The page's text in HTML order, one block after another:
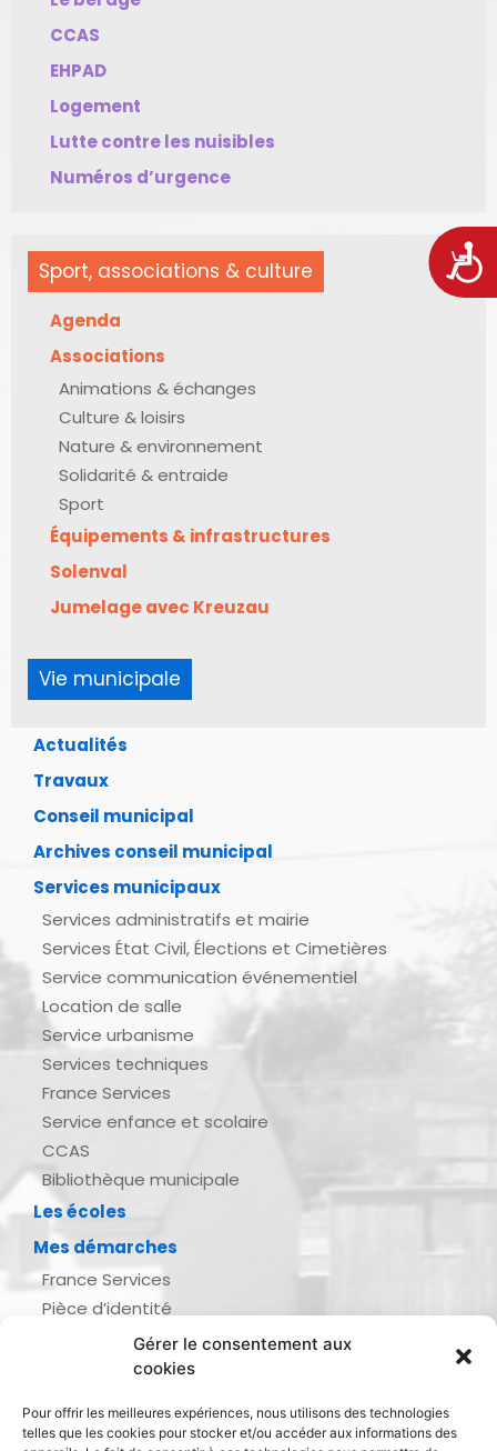
Gérer le consentement aux
cookies
Pour offrir les meilleures expériences, nous utilisons des technologies
telles que les cookies pour stocker et/ou accéder aux informations des
CCAS
EHPAD
Logement
Lutte contre les nuisibles
Numéros d’urgence
Sport, associations & culture
Agenda
Associations
Animations & échanges
Culture & loisirs
Nature & environnement
Solidarité & entraide
Sport
Équipements & infrastructures
Solenval
Jumelage avec Kreuzau
Vie municipale
Actualités
Travaux
Conseil municipal
Archives conseil municipal
Services municipaux
Services administratifs et mairie
Services État Civil, Élections et Cimetières
Service communication événementiel
Location de salle
Service urbanisme
Services techniques
France Services
Service enfance et scolaire
CCAS
Bibliothèque municipale
Les écoles
Mes démarches
France Services
Pièce d’identité
Demande d’actes d’état civil
Inscription listes électorales